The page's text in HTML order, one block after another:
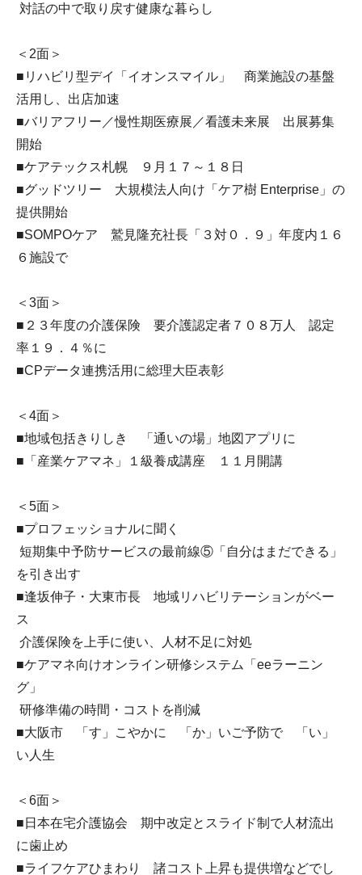
対話の中で取り戻す健康な暮らし
＜2面＞
■リハビリ型デイ「イオンスマイル」 商業施設の基盤
活用し、出店加速
■バリアフリー／慢性期医療展／看護未来展 出展募集
開始
■ケアテックス札幌 ９月１７～１８日
■グッドツリー 大規模法人向け「ケア樹 Enterprise」の
提供開始
■SOMPOケア 鷲見隆充社長「３対０．９」年度内１６
６施設で
＜3面＞
■２３年度の介護保険 要介護認定者７０８万人 認定
率１９．４％に
■CPデータ連携活用に総理大臣表彰
＜4面＞
■地域包括きりしき 「通いの場」地図アプリに
■「産業ケアマネ」１級養成講座 １１月開講
＜5面＞
■プロフェッショナルに聞く
短期集中予防サービスの最前線⑤「自分はまだできる」
を引き出す
■逢坂伸子・大東市長 地域リハビリテーションがベー
ス
介護保険を上手に使い、人材不足に対処
■ケアマネ向けオンライン研修システム「eeラーニン
グ」
研修準備の時間・コストを削減
■大阪市 「す」こやかに 「か」いご予防で 「い」
い人生
＜6面＞
■日本在宅介護協会 期中改定とスライド制で人材流出
に歯止め
■ライフケアひまわり 諸コスト上昇も提供増などでし